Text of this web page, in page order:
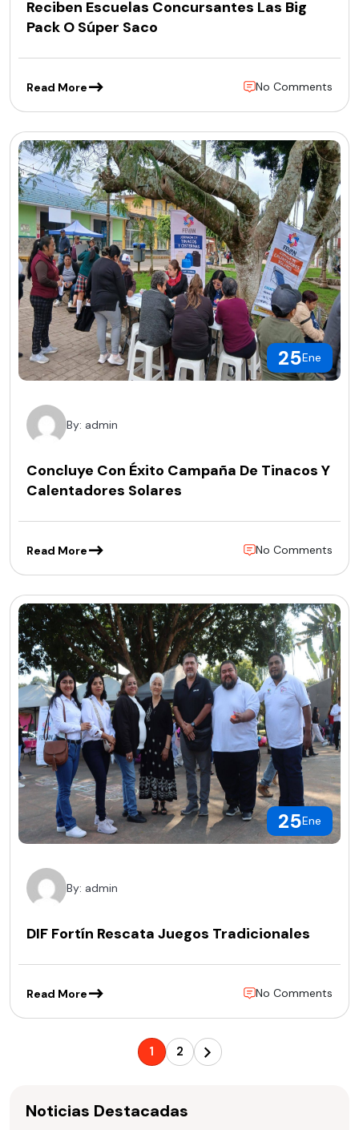
Reciben Escuelas Concursantes Las Big
Pack O Súper Saco
Read More No Comments
25Ene
By: admin
Concluye Con Éxito Campaña De Tinacos Y
Calentadores Solares
Read More No Comments
25Ene
By: admin
DIF Fortín Rescata Juegos Tradicionales
Read More No Comments
1 2
Noticias Destacadas